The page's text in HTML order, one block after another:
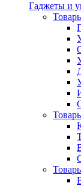
Гаджеты и